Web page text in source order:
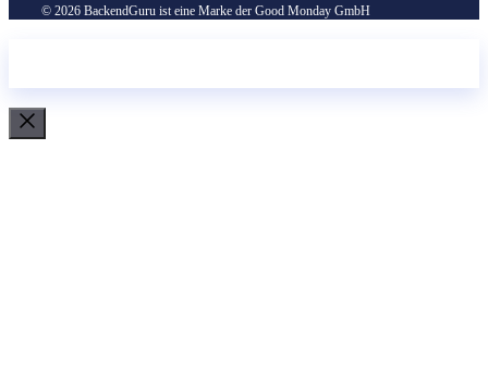
© 2026 BackendGuru ist eine Marke der Good Monday GmbH
Schließen